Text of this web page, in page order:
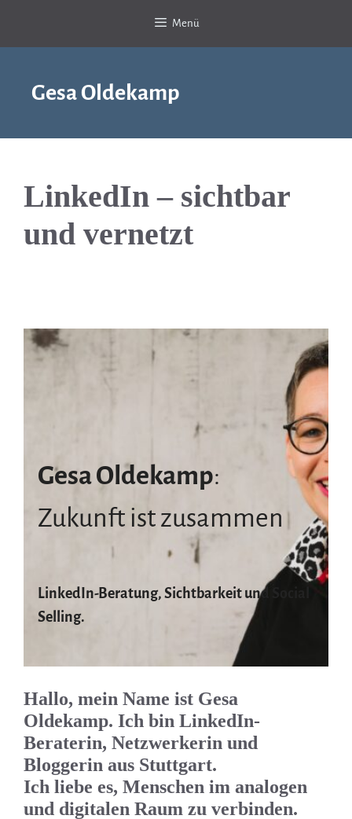
springen
Menü
Gesa Oldekamp
LinkedIn – sichtbar
und vernetzt
Gesa Oldekamp:
Zukunft ist zusammen
LinkedIn-Beratung, Sichtbarkeit und Social
Selling.
Hallo, mein Name ist Gesa
Oldekamp. Ich bin LinkedIn-
Beraterin, Netzwerkerin und
Bloggerin aus Stuttgart.
Ich liebe es, Menschen im analogen
und digitalen Raum zu verbinden.